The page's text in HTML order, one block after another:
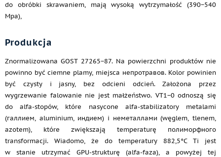
do obróbki skrawaniem, mają wysoką wytrzymałość (390−540
Mpa),
Produkcja
Znormalizowana GOST 27265−87. Na powierzchni produktów nie
powinno być ciemne plamy, miejsca непротравов. Kolor powinien
być czysty i jasny, bez odcieni odcień. Założona przez
wygrzewanie falowanie nie jest małżeństwo. VT1−0 odnoszą się
do alfa-stopów, które nasycone alfa-stabilizatory metalami
(галлием, aluminium, индием) i неметаллами (węglem, tlenem,
azotem), które zwiększają temperaturę полиморфного
transformacji. Wiadomo, że do temperatury 882,5°C Ti jest
w stanie utrzymać GPU-strukturę (alfa-faza), a powyżej tej